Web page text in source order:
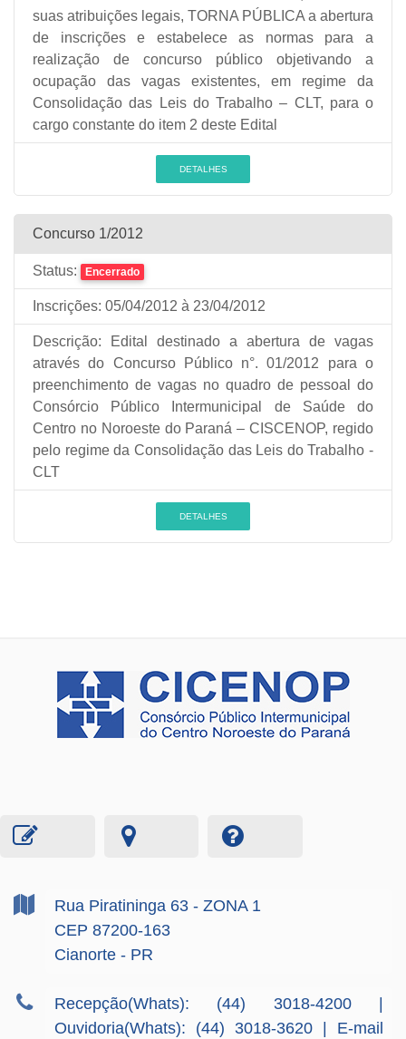
suas atribuições legais, TORNA PÚBLICA a abertura
de inscrições e estabelece as normas para a
realização de concurso público objetivando a
ocupação das vagas existentes, em regime da
Consolidação das Leis do Trabalho – CLT, para o
cargo constante do item 2 deste Edital
DETALHES
Concurso 1/2012
Status: Encerrado
Inscrições: 05/04/2012 à 23/04/2012
Descrição: Edital destinado a abertura de vagas
através do Concurso Público n°. 01/2012 para o
preenchimento de vagas no quadro de pessoal do
Consórcio Público Intermunicipal de Saúde do
Centro no Noroeste do Paraná – CISCENOP, regido
pelo regime da Consolidação das Leis do Trabalho -
CLT
DETALHES
Rua Piratininga 63 - ZONA 1
CEP 87200-163
Cianorte - PR
Recepção(Whats): (44) 3018-4200 |
Ouvidoria(Whats): (44) 3018-3620 | E-mail